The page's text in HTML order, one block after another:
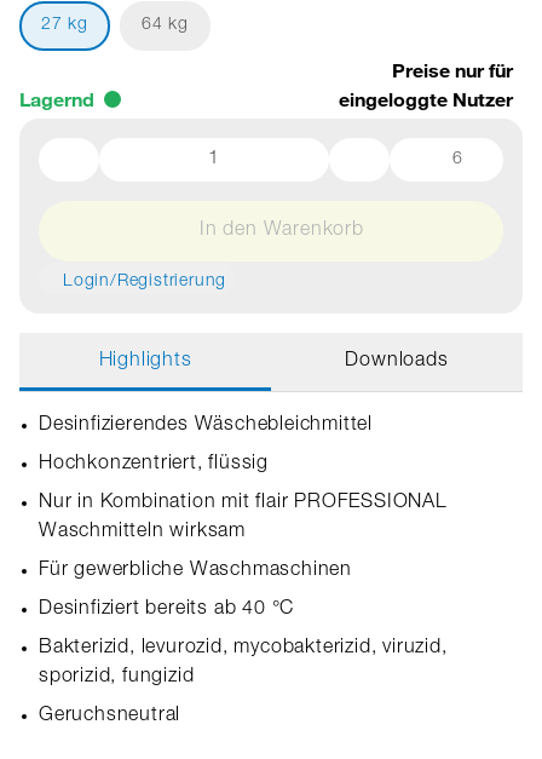
27 kg 64 kg
Lagernd
Preise nur für
eingeloggte Nutzer
6
In den Warenkorb
Login/Registrierung
Highlights Downloads
Desinfizierendes Wäschebleichmittel
Hochkonzentriert, flüssig
Nur in Kombination mit flair PROFESSIONAL
Waschmitteln wirksam
Für gewerbliche Waschmaschinen
Desinfiziert bereits ab 40 °C
Bakterizid, levurozid, mycobakterizid, viruzid,
sporizid, fungizid
Geruchsneutral